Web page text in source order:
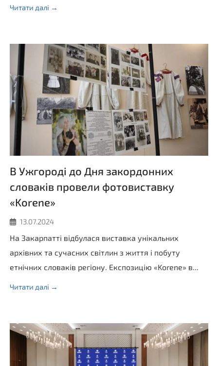
Читати далі →
В Ужгороді до Дня закордонних
словаків провели фотовиставку
«Korene»
13.07.2024
На Закарпатті відбулася виставка унікальних
архівних та сучасних світлин з життя і побуту
етнічних словаків регіону. Експозицію «Korene» в...
Читати далі →